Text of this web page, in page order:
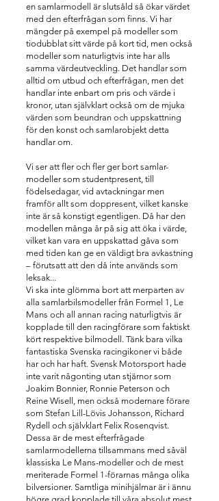
en samlarmodell är slutsåld så ökar värdet
med den efterfrågan som finns. Vi har
mängder på exempel på modeller som
tiodubblat sitt värde på kort tid, men också
modeller som naturligtvis inte har alls
samma värdeutveckling. Det handlar som
alltid om utbud och efterfrågan, men det
handlar inte enbart om pris och värde i
kronor, utan självklart också om de mjuka
värden som beundran och uppskattning
för den konst och samlarobjekt detta
handlar om.
Vi ser att fler och fler ger bort samlar-
modeller som studentpresent, till
födelsedagar, vid avtackningar men
framför allt som doppresent, vilket kanske
inte är så konstigt egentligen. Då har den
modellen många år på sig att öka i värde,
vilket kan vara en uppskattad gåva som
med tiden kan ge en väldigt bra avkastning
– förutsatt att den då inte används som
leksak...
Vi ska inte glömma bort att merparten av
alla samlarbilsmodeller från Formel 1, Le
Mans och all annan racing naturligtvis är
kopplade till den racingförare som faktiskt
kört respektive bilmodell. Tänk bara vilka
fantastiska Svenska racingikoner vi både
har och har haft. Svensk Motorsport hade
inte varit någonting utan stjärnor som
Joakim Bonnier, Ronnie Peterson och
Reine Wisell, men också modernare förare
som Stefan Lill-Lövis Johansson, Richard
Rydell och självklart Felix Rosenqvist.
Dessa är de mest efterfrågade
samlarmodellerna tillsammans med såväl
klassiska Le Mans-modeller och de mest
meriterade Formel 1-förarnas många olika
bilversioner. Samtliga minihjälmar är i ännu